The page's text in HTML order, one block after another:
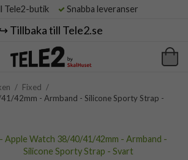
Tele2-butik Snabba leveranser
↪️ Tillbaka till Tele2.se
/ Fixed /
42mm - Armband - Silicone Sporty Strap -